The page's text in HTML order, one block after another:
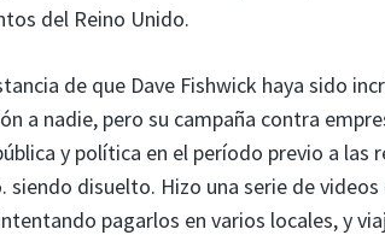
del Reino Unido.
de que Dave Fishwick haya sido
a nadie, pero su campaña contra
y política en el período previo a
siendo disuelto. Hizo una serie de
pagarlos en varios locales, y